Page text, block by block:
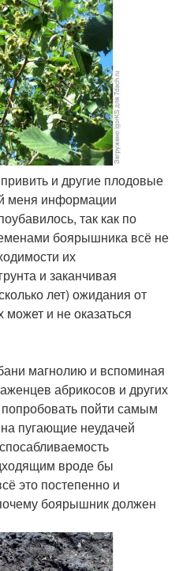
и другие плодовые
меня информации
так как по
боярышника всё не
их
и заканчивая
лет) ожидания от
может и не оказаться
магнолию и вспоминая
абрикосов и других
пойти самым
пугающие неудачей
вроде бы
это постепенно и
боярышник должен